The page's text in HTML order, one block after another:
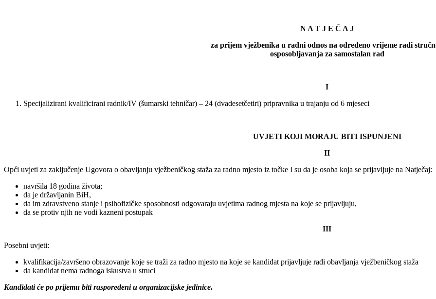
N A T J E Č A J
za prijem vježbenika u radni odnos na određeno vrijeme radi
osposobljavanja za samostalan rad
I
Specijalizirani kvalificirani radnik/IV (šumarski tehničar) – 24 (dvadesetčetiri) pripravnika u trajanju od 6 mjeseci
UVJETI KOJI MORAJU BITI ISPUNJENI
II
Opći uvjeti za zaključenje Ugovora o obavljanju vježbeničkog staža za radno mjesto iz točke I su da je osoba koja se prijavljuje na Natječaj:
navršila 18 godina života;
da je državljanin BiH,
da im zdravstveno stanje i psihofizičke sposobnosti odgovaraju uvjetima radnog mjesta na koje se prijavljuju,
da se protiv njih ne vodi kazneni postupak
III
Posebni uvjeti:
kvalifikacija/završeno obrazovanje koje se traži za radno mjesto na koje se kandidat prijavljuje radi obavljanja vježbeničkog staža
da kandidat nema radnoga iskustva u struci
Kandidati će po prijemu biti raspoređeni u organizacijske jedinice.